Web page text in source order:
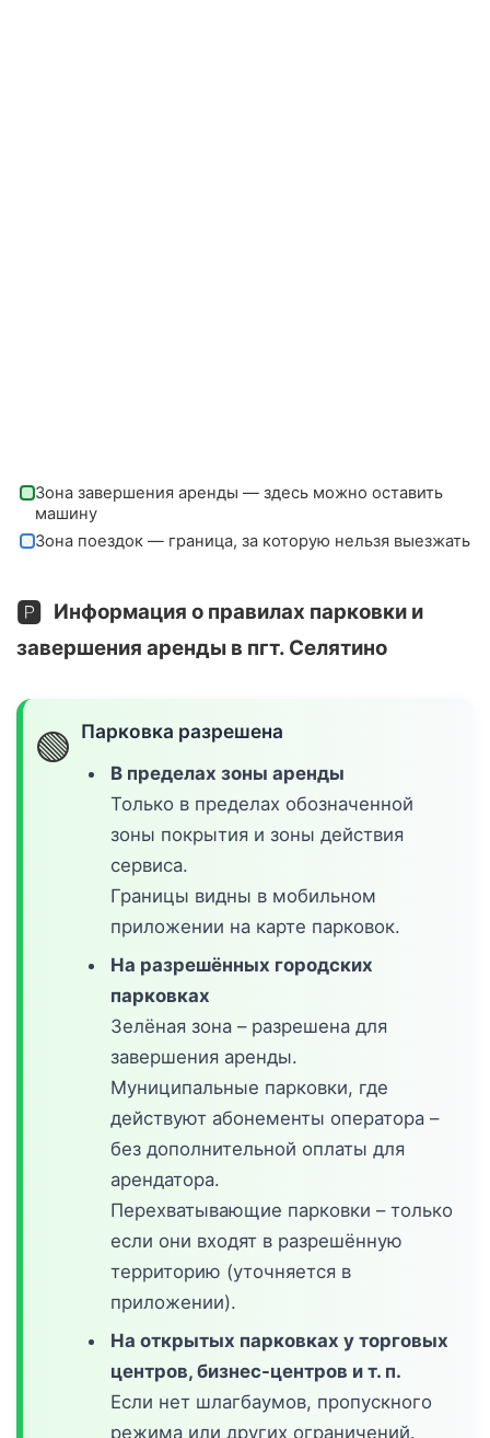
Зона завершения аренды — здесь можно оставить
машину
Зона поездок — граница, за которую нельзя выезжать
🅿️ Информация о правилах парковки и
завершения аренды в пгт. Селятино
🟢 Парковка разрешена
В пределах зоны аренды
Только в пределах обозначенной
зоны покрытия и зоны действия
сервиса.
Границы видны в мобильном
приложении на карте парковок.
На разрешённых городских
парковках
Зелёная зона – разрешена для
завершения аренды.
Муниципальные парковки, где
действуют абонементы оператора –
без дополнительной оплаты для
арендатора.
Перехватывающие парковки – только
если они входят в разрешённую
территорию (уточняется в
приложении).
На открытых парковках у торговых
центров, бизнес-центров и т. п.
Если нет шлагбаумов, пропускного
режима или других ограничений.